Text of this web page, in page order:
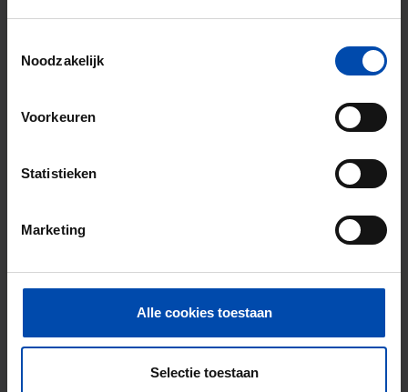
Noodzakelijk
Voorkeuren
Statistieken
Marketing
Alle cookies toestaan
Selectie toestaan
€ 1.495
66m² Bekijk & reageer →